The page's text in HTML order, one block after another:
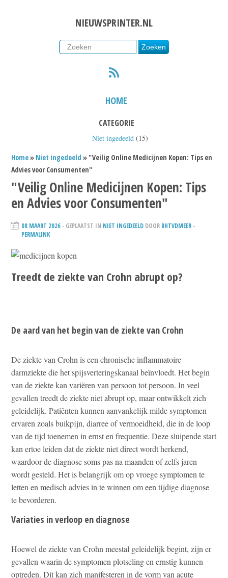
NIEUWSPRINTER.NL
HOME
CATEGORIE
Niet ingedeeld (15)
Home» Niet ingedeeld » "Veilig Online Medicijnen Kopen: Tips en
Advies voor Consumenten"
"Veilig Online Medicijnen Kopen: Tips
en Advies voor Consumenten"
08 MAART 2026 - GEPLAATST IN NIET INGEDEELD DOOR BHTVDMEER -
PERMALINK
Treedt de ziekte van Crohn abrupt op?
De aard van het begin van de ziekte van Crohn
De ziekte van Crohn is een chronische inflammatoire
darmziekte die het spijsverteringskanaal beïnvloedt. Het begin
van de ziekte kan variëren van persoon tot persoon. In veel
gevallen treedt de ziekte niet abrupt op, maar ontwikkelt zich
geleidelijk. Patiënten kunnen aanvankelijk milde symptomen
ervaren zoals buikpijn, diarree of vermoeidheid, die in de loop
van de tijd toenemen in ernst en frequentie. Deze sluipende start
kan ertoe leiden dat de ziekte niet direct wordt herkend,
waardoor de diagnose soms pas na maanden of zelfs jaren
wordt gesteld. Het is belangrijk om op vroege symptomen te
letten en medisch advies in te winnen om een tijdige diagnose
te bevorderen.
Variaties in verloop en diagnose
Hoewel de ziekte van Crohn meestal geleidelijk begint, zijn er
gevallen waarin de symptomen plotseling en ernstig kunnen
optreden. Dit kan zich manifesteren in de vorm van acute